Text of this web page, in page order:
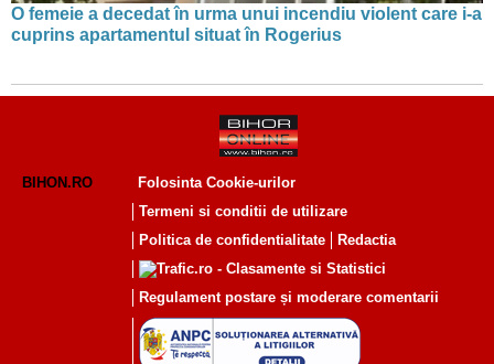
O femeie a decedat în urma unui incendiu violent care i-a
cuprins apartamentul situat în Rogerius
BIHON.RO
Folosinta Cookie-urilor
Termeni si conditii de utilizare
Politica de confidentialitate
Redactia
Regulament postare și moderare comentarii